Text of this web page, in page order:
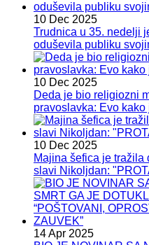
10 Dec 2025
Trudnica u 35. nedelji
oduševila publiku
10 Dec 2025
Deda je bio religiozni
pravoslavka: Evo
10 Dec 2025
Majina šefica je tražila
slavi Nikoljdan:
14 Apr 2025